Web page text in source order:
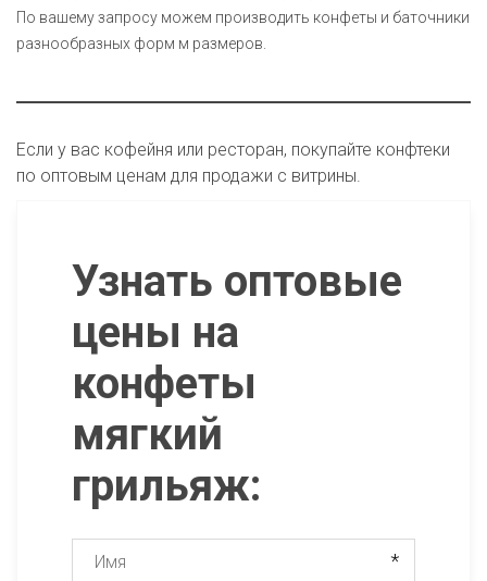
По вашему запросу можем производить конфеты и баточники
разнообразных форм м размеров.
Если у вас кофейня или ресторан, покупайте конфтеки
по оптовым ценам для продажи с витрины.
Узнать оптовые
цены на
конфеты
мягкий
грильяж:
*